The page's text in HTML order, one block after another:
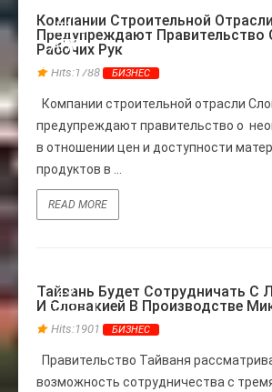
Компании Строительной
Предупреждают Правительство
Рабочих Рук
Hits:1788 БИЗНЕС
Компании строительной отрасли
предупреждают правительство о
в отношении цен и доступности
продуктов в ...
27
АПР
READ MORE
Тайвань Будет Сотрудничать С
И Словакией В Производстве
Hits:1901 БИЗНЕС
Правительство Тайваня
возможность сотрудничества с
25
НОЯБ